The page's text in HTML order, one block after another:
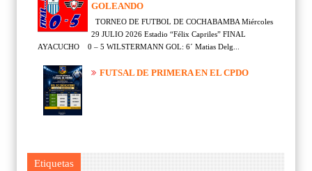
GOLEANDO
TORNEO DE FUTBOL DE COCHABAMBA Miércoles
29 JULIO 2026 Estadio “Félix Capriles” FINAL
AYACUCHO 0 – 5 WILSTERMANN GOL: 6´ Matias Delg...
FUTSAL DE PRIMERA EN EL CPDO
Etiquetas